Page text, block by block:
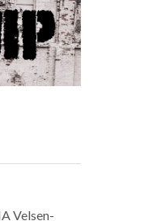
Velsen-